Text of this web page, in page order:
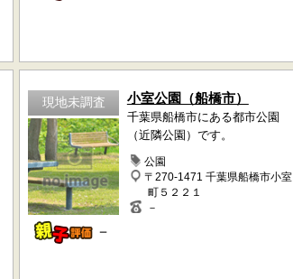
現地未調査
－
小室公園（船橋市）
千葉県船橋市にある都市公園
（近隣公園）です。
公園
〒270-1471 千葉県船橋市小室
町５２２１
－